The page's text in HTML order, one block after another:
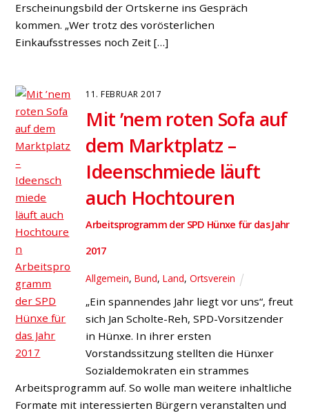
Erscheinungsbild der Ortskerne ins Gespräch
kommen. „Wer trotz des vorösterlichen
Einkaufsstresses noch Zeit […]
11. FEBRUAR 2017
Mit ’nem roten Sofa auf
dem Marktplatz –
Ideenschmiede läuft
auch Hochtouren
Arbeitsprogramm der SPD Hünxe für das Jahr
2017
Allgemein,Bund,Land,Ortsverein
„Ein spannendes Jahr liegt vor uns“, freut
sich Jan Scholte-Reh, SPD-Vorsitzender
in Hünxe. In ihrer ersten
Vorstandssitzung stellten die Hünxer
Sozialdemokraten ein strammes
Arbeitsprogramm auf. So wolle man weitere inhaltliche
Formate mit interessierten Bürgern veranstalten und